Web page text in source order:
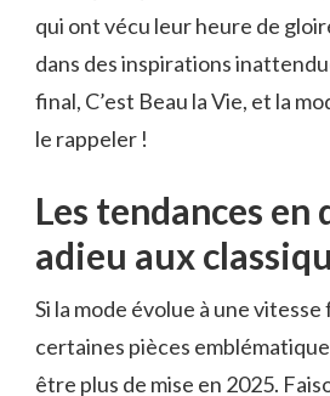
qui ont vécu leur heure de
dans des inspirations
final, C’est Beau la Vie, et la
le rappeler !
Les tendances en
adieu aux
Si la mode évolue à une
certaines pièces
être plus de mise en 2025.